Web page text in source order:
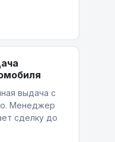
выдача с
Менеджер
сделку до